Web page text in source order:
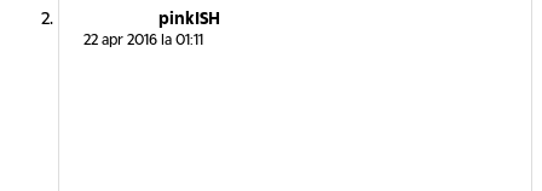
pinkISH
22 apr 2016 la 01:11